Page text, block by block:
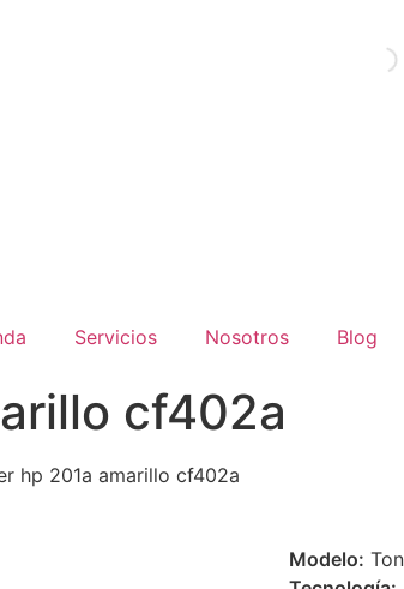
Servicios Nosotros Blog
cf402a
hp 201a amarillo cf402a
 Modelo: